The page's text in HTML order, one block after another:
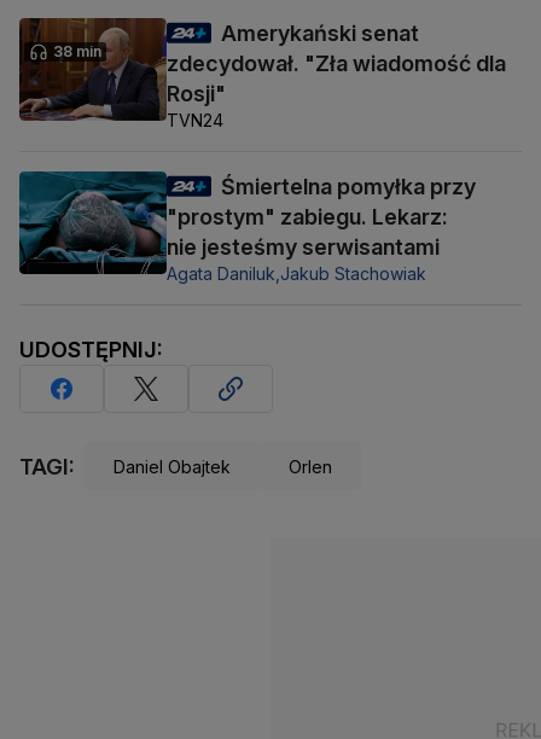
38 min
Amerykański senat
zdecydował. "Zła wiadomość dla
Rosji"
TVN24
Śmiertelna pomyłka przy
"prostym" zabiegu. Lekarz:
nie jesteśmy serwisantami
Agata Daniluk,Jakub Stachowiak
UDOSTĘPNIJ:
TAGI: Daniel Obajtek Orlen